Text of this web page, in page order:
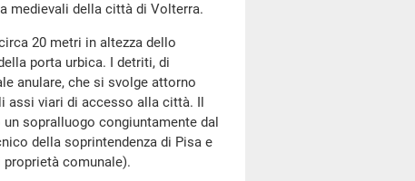
medievali della città di Volterra.
20 metri in altezza dello
porta urbica. I detriti, di
anulare, che si svolge attorno
assi viari di accesso alla città. Il
sopralluogo congiuntamente dal
della soprintendenza di Pisa e
comunale).